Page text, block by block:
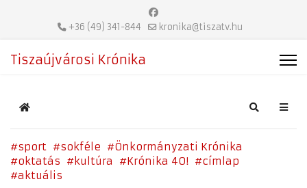
+36 (49) 341-844 kronika@tiszatv.hu
Tiszaújvárosi Krónika
Home Search
sport sokféle
Önkormányzati Krónika
oktatás
kultúra Krónika 40!
címlap
aktuális